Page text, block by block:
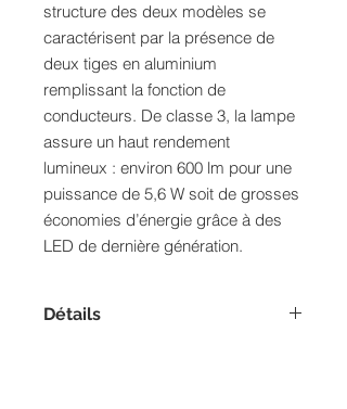
structure des deux modèles se
caractérisent par la présence de
deux tiges en aluminium
remplissant la fonction de
conducteurs. De classe 3, la lampe
assure un haut rendement
lumineux : environ 600 lm pour une
puissance de 5,6 W soit de grosses
économies d’énergie grâce à des
LED de dernière génération.
Détails